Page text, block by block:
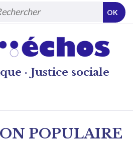
· Justice sociale
OK
POPULAIRE